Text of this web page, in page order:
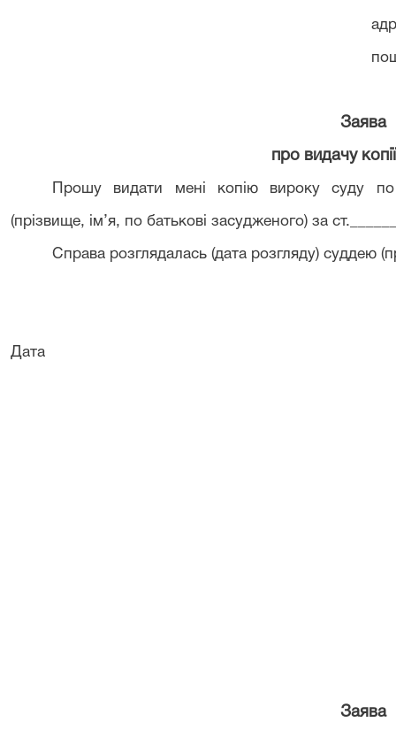
Заява
про видачу
Прошу видати мені копію вироку суду по
(прізвище, ім’я, по батькові засудженого) за
Справа розглядалась (дата розгляду) суддею
Дата
Заява